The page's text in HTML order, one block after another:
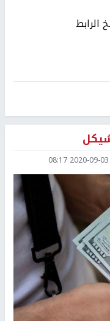
الرابط
2020-09-03 08:17